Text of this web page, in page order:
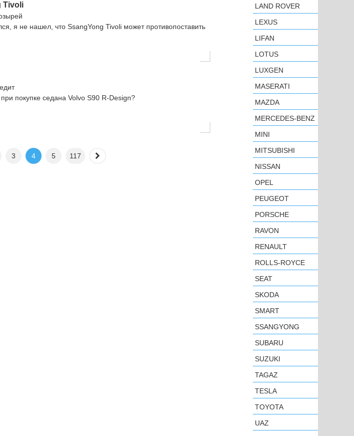
Tivoli
я не нашел, что SsangYong Tivoli может противопоставить
при покупке седана Volvo S90 R-Design?
3 4 5 117
LAND ROVER
LEXUS
LIFAN
LOTUS
LUXGEN
MASERATI
MAZDA
MERCEDES-BENZ
MINI
MITSUBISHI
NISSAN
OPEL
PEUGEOT
PORSCHE
RAVON
RENAULT
ROLLS-ROYCE
SEAT
SKODA
SMART
SSANGYONG
SUBARU
SUZUKI
TAGAZ
TESLA
TOYOTA
UAZ